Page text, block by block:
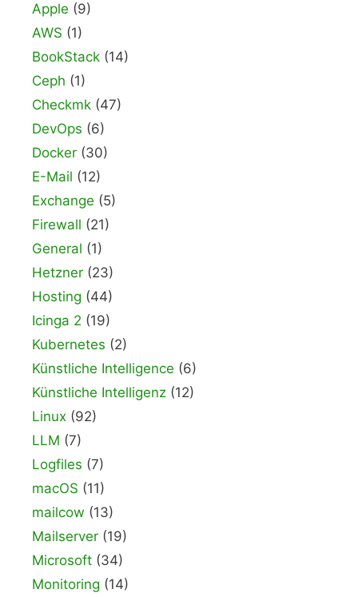
Apple (9)
AWS (1)
BookStack (14)
Ceph (1)
Checkmk (47)
DevOps (6)
Docker (30)
E-Mail (12)
Exchange (5)
Firewall (21)
General (1)
Hetzner (23)
Hosting (44)
Icinga 2 (19)
Kubernetes (2)
Künstliche Intelligence (6)
Künstliche Intelligenz (12)
Linux (92)
LLM (7)
Logfiles (7)
macOS (11)
mailcow (13)
Mailserver (19)
Microsoft (34)
Monitoring (14)